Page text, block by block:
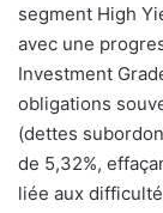
y
e
r
u
n
c
o
segment High
avec une
Investment
obligations
(dettes
de 5,32%,
liée aux